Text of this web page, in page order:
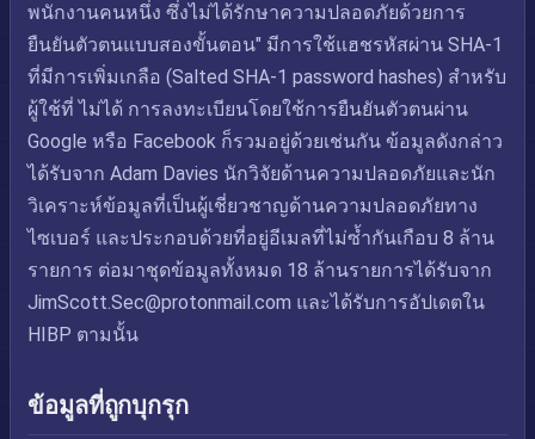
พนักงานคนหนึ่ง ซึ่งไม่ได้รักษาความปลอดภัยด้วยการ
ยืนยันตัวตนแบบสองขั้นตอน" มีการใช้แฮชรหัสผ่าน SHA-1
ที่มีการเพิ่มเกลือ (Salted SHA-1 password hashes) สำหรับ
ผู้ใช้ที่ ไม่ได้ การลงทะเบียนโดยใช้การยืนยันตัวตนผ่าน
Google หรือ Facebook ก็รวมอยู่ด้วยเช่นกัน ข้อมูลดังกล่าว
ได้รับจาก Adam Davies นักวิจัยด้านความปลอดภัยและนัก
วิเคราะห์ข้อมูลที่เป็นผู้เชี่ยวชาญด้านความปลอดภัยทาง
ไซเบอร์ และประกอบด้วยที่อยู่อีเมลที่ไม่ซ้ำกันเกือบ 8 ล้าน
รายการ ต่อมาชุดข้อมูลทั้งหมด 18 ล้านรายการได้รับจาก
JimScott.Sec@protonmail.com และได้รับการอัปเดตใน
HIBP ตามนั้น
ข้อมูลที่ถูกบุกรุก